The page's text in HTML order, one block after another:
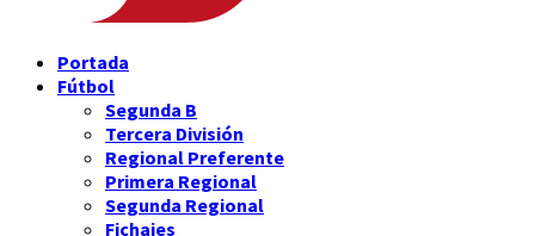
Portada
Fútbol
Segunda B
Tercera División
Regional Preferente
Primera Regional
Segunda Regional
Fichajes